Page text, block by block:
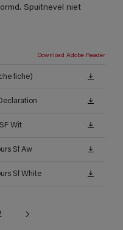
Spuitnevel niet
Download Adobe Reader
fiche)
Wit
Sf Aw
Sf White